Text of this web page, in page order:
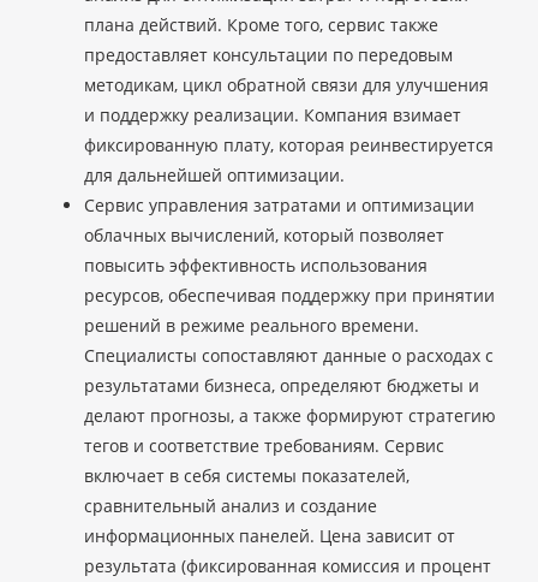
плана действий. Кроме того, сервис также
предоставляет консультации по передовым
методикам, цикл обратной связи для улучшения
и поддержку реализации. Компания взимает
фиксированную плату, которая реинвестируется
для дальнейшей оптимизации.
Сервис управления затратами и оптимизации
облачных вычислений, который позволяет
повысить эффективность использования
ресурсов, обеспечивая поддержку при принятии
решений в режиме реального времени.
Специалисты сопоставляют данные о расходах с
результатами бизнеса, определяют бюджеты и
делают прогнозы, а также формируют стратегию
тегов и соответствие требованиям. Сервис
включает в себя системы показателей,
сравнительный анализ и создание
информационных панелей. Цена зависит от
результата (фиксированная комиссия и процент